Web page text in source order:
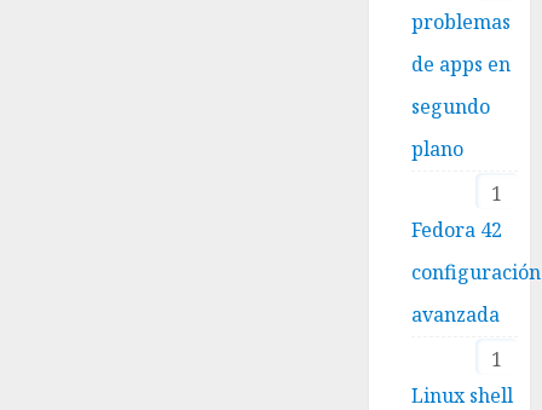
problemas
de apps en
segundo
plano
1
Fedora 42
configuración
avanzada
1
Linux shell